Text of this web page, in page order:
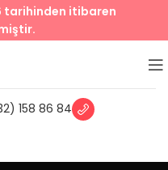
158 86 84
tarihinden itibaren